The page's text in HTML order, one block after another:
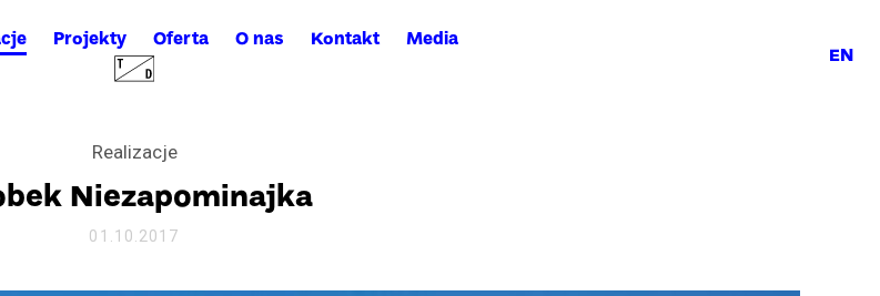
Projekty Oferta O nas Kontakt
Media
EN
Realizacje
Niezapominajka
01.10.2017